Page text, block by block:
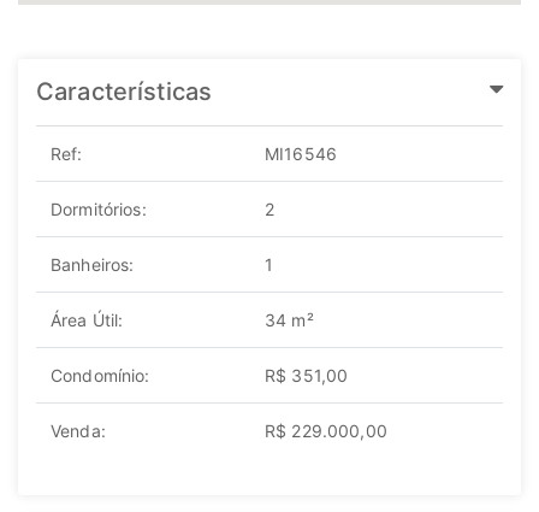
Características
Ref: MI16546
Dormitórios: 2
Banheiros: 1
Área Útil: 34 m²
Condomínio: R$ 351,00
Venda: R$ 229.000,00